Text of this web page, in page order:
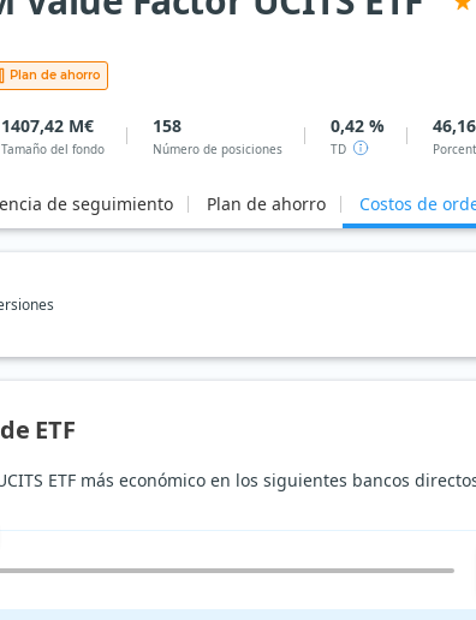
Plan de ahorro
1407,42 M€
Tamaño del fondo
158
Número de posiciones
0,42 %
TD
de seguimiento Plan de ahorro Costos de
ETF
ETF más económico en los siguientes bancos